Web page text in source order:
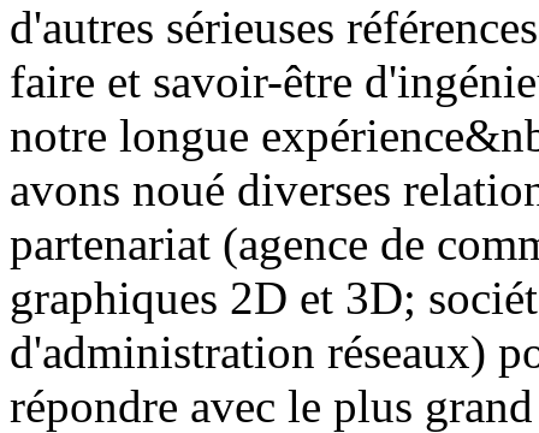
d'autres sérieuses
faire et savoir-être
notre longue
avons noué diverses
partenariat (agence de
graphiques 2D et 3D;
d'administration réseaux)
répondre avec le plus